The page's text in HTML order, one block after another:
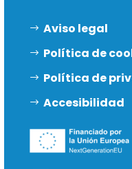
Aviso legal
Política de
Política de
Accesibilidad